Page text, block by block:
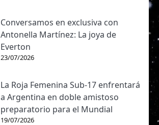
Conversamos en exclusiva con
Antonella Martínez: La joya de
Everton
23/07/2026
La Roja Femenina Sub-17 enfrentará
a Argentina en doble amistoso
preparatorio para el Mundial
19/07/2026